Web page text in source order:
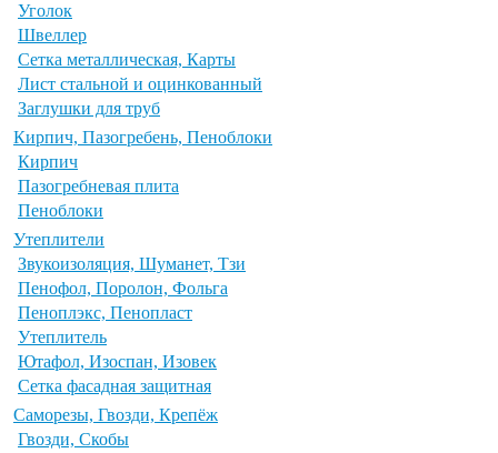
Уголок
Швеллер
Сетка металлическая, Карты
Лист стальной и оцинкованный
Заглушки для труб
Кирпич, Пазогребень, Пеноблоки
Кирпич
Пазогребневая плита
Пеноблоки
Утеплители
Звукоизоляция, Шуманет, Тзи
Пенофол, Поролон, Фольга
Пеноплэкс, Пенопласт
Утеплитель
Ютафол, Изоспан, Изовек
Сетка фасадная защитная
Саморезы, Гвозди, Крепёж
Гвозди, Скобы